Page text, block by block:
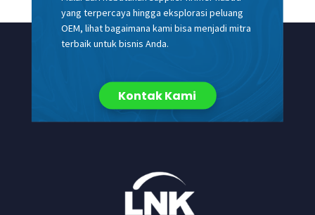
yang terpercaya hingga eksplorasi peluang
OEM, lihat bagaimana kami bisa menjadi mitra
terbaik untuk bisnis Anda.
Kontak Kami